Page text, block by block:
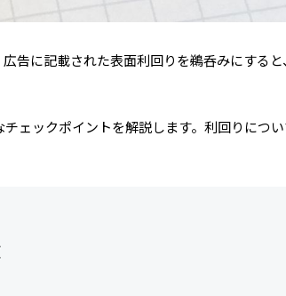
告に記載された表面利回りを鵜呑みにする
ェックポイントを解説します。利回りにつ